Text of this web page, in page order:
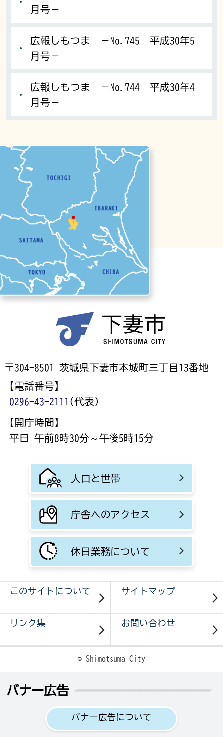
月号－
広報しもつま －No.745 平成30年5
月号－
広報しもつま －No.744 平成30年4
月号－
〒304-8501 茨城県下妻市本城町三丁目13番地
【電話番号】
0296-43-2111 (代表)
【開庁時間】
平日 午前8時30分～午後5時15分
人口と世帯
庁舎へのアクセス
休日業務について
このサイトについて サイトマップ
リンク集 お問い合わせ
© Shimotsuma City
バナー広告
バナー広告について